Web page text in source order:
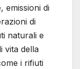
emissioni di
di
naturali e
vita della
i rifiuti